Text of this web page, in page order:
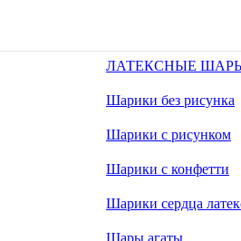
ЛАТЕКСНЫЕ
Шарики без рисунка
Шарики с рисунком
Шарики с конфетти
Шарики сердца
Шары агаты